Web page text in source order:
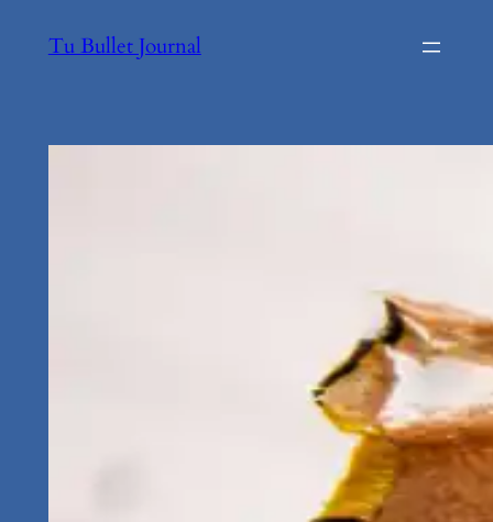
Tu Bullet Journal